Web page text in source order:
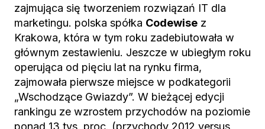
zajmująca się tworzeniem rozwiązań IT dla
marketingu. polska spółka Codewise z
Krakowa, która w tym roku zadebiutowała w
głównym zestawieniu. Jeszcze w ubiegłym roku
operująca od pięciu lat na rynku firma,
zajmowała pierwsze miejsce w podkategorii
„Wschodzące Gwiazdy”. W bieżącej edycji
rankingu ze wzrostem przychodów na poziomie
ponad 13 tys. proc. (przychody 2012 versus